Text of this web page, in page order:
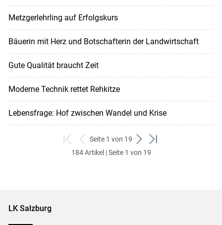
Metzgerlehrling auf Erfolgskurs
Bäuerin mit Herz und Botschafterin der Landwirtschaft
Gute Qualität braucht Zeit
Moderne Technik rettet Rehkitze
Lebensfrage: Hof zwischen Wandel und Krise
zum
ersten
zurück
zum
Seite 1 von 19
weiter
zum
zum
184 Artikel | Seite 1 von 19
LK Salzburg